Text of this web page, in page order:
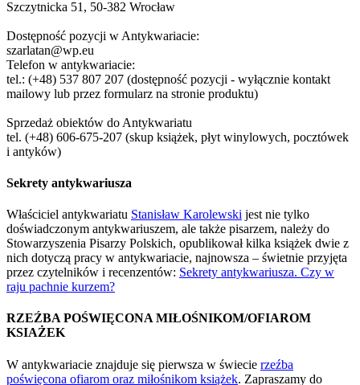
Szczytnicka 51, 50-382 Wrocław
Dostępność pozycji w Antykwariacie:
szarlatan@wp.eu
Telefon w antykwariacie:
tel.: (+48) 537 807 207 (dostępność pozycji - wyłącznie kontakt
mailowy lub przez formularz na stronie produktu)
Sprzedaż obiektów do Antykwariatu
tel. (+48) 606-675-207 (skup książek, płyt winylowych, pocztówek
i antyków)
Sekrety antykwariusza
Właściciel antykwariatu Stanisław Karolewski jest nie tylko
doświadczonym antykwariuszem, ale także pisarzem, należy do
Stowarzyszenia Pisarzy Polskich, opublikował kilka książek dwie z
nich dotyczą pracy w antykwariacie, najnowsza – świetnie przyjęta
przez czytelników i recenzentów: Sekrety antykwariusza. Czy w
raju pachnie kurzem?
RZEŹBA POŚWIĘCONA MIŁOŚNIKOM/OFIAROM
KSIAŻEK
W antykwariacie znajduje się pierwsza w świecie rzeźba
poświęcona ofiarom oraz miłośnikom książek. Zapraszamy do